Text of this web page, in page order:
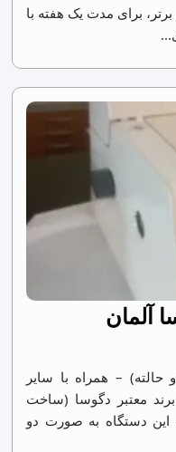
برای مدت یک هفته با
آلمان
حالته) – همراه با سایر
برند معتبر دگوسا (ساخت
دستگاه به صورت دو